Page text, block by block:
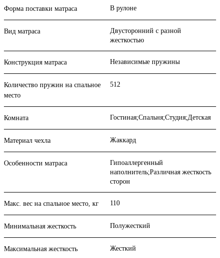
Форма поставки матраса В рулоне
Вид матраса
Двусторонний с разной
жесткостью
Конструкция матраса Независимые пружины
Количество пружин на спальное
место
512
Комната Гостиная;Спальня;Студия;Детская
Материал чехла Жаккард
Особенности матраса
Гипоаллергенный
наполнитель;Различная жесткость
сторон
Макс. вес на спальное место, кг 110
Минимальная жесткость Полужесткий
Максимальная жесткость Жесткий